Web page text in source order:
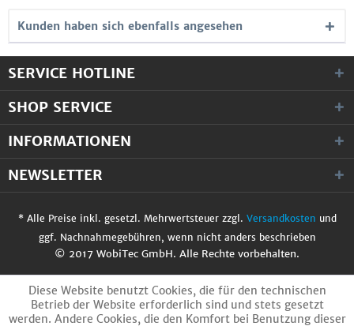
Kunden haben sich ebenfalls angesehen
SERVICE HOTLINE
SHOP SERVICE
INFORMATIONEN
NEWSLETTER
* Alle Preise inkl. gesetzl. Mehrwertsteuer zzgl. Versandkosten und
ggf. Nachnahmegebühren, wenn nicht anders beschrieben
© 2017 WobiTec GmbH. Alle Rechte vorbehalten.
Diese Website benutzt Cookies, die für den technischen
Betrieb der Website erforderlich sind und stets gesetzt
werden. Andere Cookies, die den Komfort bei Benutzung dieser